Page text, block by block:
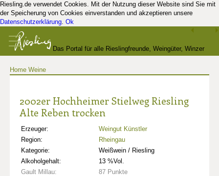
Riesling.de verwendet Cookies. Mit der Nutzung dieser Website sind Sie mit
der Speicherung von Cookies einverstanden und akzeptieren unsere
Datenschutzerklärung. Ok
Das Portal für alle Rieslingfreunde, Weingüter, Winzer
Home Weine
2002er Hochheimer Stielweg Riesling
Alte Reben trocken
Erzeuger:
Weingut Künstler
Region:
Rheingau
Kategorie:
Weißwein / Riesling
Alkoholgehalt:
13 %Vol.
Gault Millau:
87 Punkte